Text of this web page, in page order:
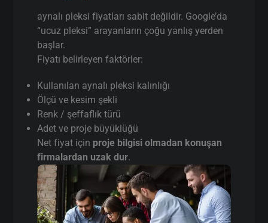
aynalı pleksi fiyatları sabit değildir. Google’da
“ucuz pleksi” arayanların çoğu yanlış yerden
başlar.
Fiyatı belirleyen faktörler:
Kullanılan aynalı pleksi kalınlığı
Ölçü ve kesim şekli
Renk / şeffaflık türü
Adet ve proje büyüklüğü
Net fiyat için proje bilgisi olmadan konuşan
firmalardan uzak dur.